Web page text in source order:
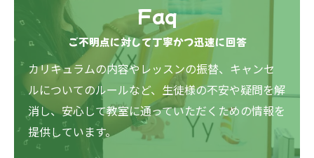
Faq
ご不明点に対して丁寧かつ迅速に回答
カリキュラムの内容やレッスンの振替、キャンセ
ルについてのルールなど、生徒様の不安や疑問を解
消し、安心して教室に通っていただくための情報を
提供しています。